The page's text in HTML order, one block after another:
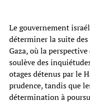
Le gouvernement
déterminer la suite
Gaza, où la
soulève des
otages détenus par le
prudence, tandis que
détermination à